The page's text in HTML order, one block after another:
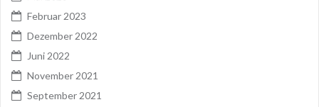
Februar 2023
Dezember 2022
Juni 2022
November 2021
September 2021